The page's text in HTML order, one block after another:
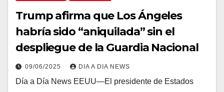
Trump afirma que Los Ángeles
habría sido “aniquilada” sin el
despliegue de la Guardia Nacional
09/06/2025 DIA A DIA NEWS
Día a Día News EEUU—El presidente de Estados